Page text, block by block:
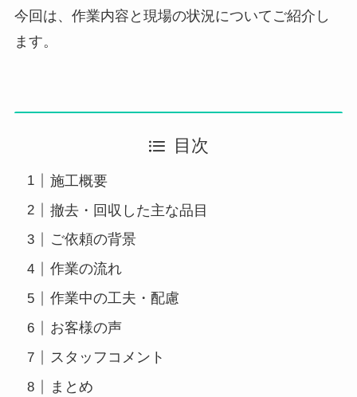
今回は、作業内容と現場の状況についてご紹介し
ます。
目次
施工概要
撤去・回収した主な品目
ご依頼の背景
作業の流れ
作業中の工夫・配慮
お客様の声
スタッフコメント
まとめ